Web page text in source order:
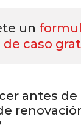
un
de caso
antes